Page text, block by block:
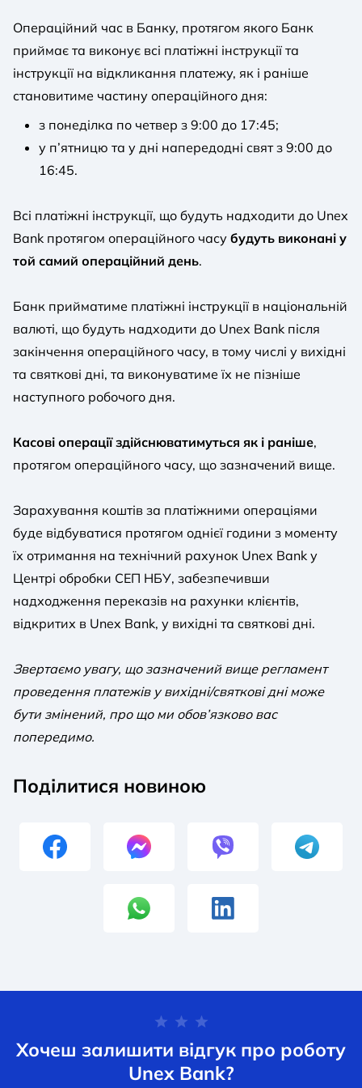
Операційний час в Банку, протягом якого Банк
приймає та виконує всі платіжні інструкції та
інструкції на відкликання платежу, як і раніше
становитиме частину операційного дня:
з понеділка по четвер з 9:00 до 17:45;
у п’ятницю та у дні напередодні свят з 9:00 до
16:45.
Всі платіжні інструкції, що будуть надходити до Unex
Bank протягом операційного часу будуть виконані у
той самий операційний день.
Банк прийматиме платіжні інструкції в національній
валюті, що будуть надходити до Unex Bank після
закінчення операційного часу, в тому числі у вихідні
та святкові дні, та виконуватиме їх не пізніше
наступного робочого дня.
Касові операції здійснюватимуться як і раніше,
протягом операційного часу, що зазначений вище.
Зарахування коштів за платіжними операціями
буде відбуватися протягом однієї години з моменту
їх отримання на технічний рахунок Unex Bank у
Центрі обробки СЕП НБУ, забезпечивши
надходження переказів на рахунки клієнтів,
відкритих в Unex Bank, у вихідні та святкові дні.
Звертаємо увагу, що зазначений вище регламент
проведення платежів у вихідні/святкові дні може
бути змінений, про що ми обов’язково вас
попередимо.
Поділитися новиною
Хочеш залишити відгук про роботу
Unex Bank?